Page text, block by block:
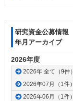
研究資金公募情報
年月アーカイブ
2026年度
2026年 全て（9件）
2026年07月（1件）
2026年06月（1件）